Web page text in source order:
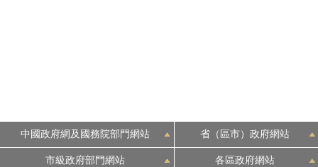
中國政府網及國務院部門網站 省（區市）政府網站
市級政府部門網站 各區政府網站